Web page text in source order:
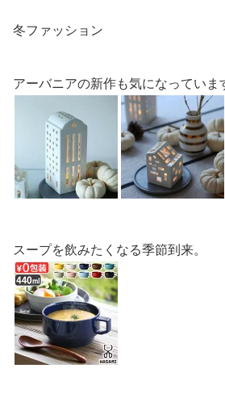
冬ファッション
アーバニアの新作も気になっていま
スープを飲みたくなる季節到来。